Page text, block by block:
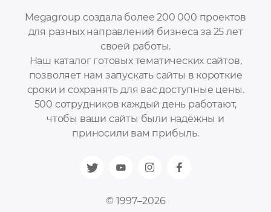
Megagroup создала более 200 000 проектов
для разных направлений бизнеса за 25 лет
своей работы.
Наш каталог готовых тематических сайтов,
позволяет нам запускать сайты в короткие
сроки и сохранять для вас доступные цены.
500 сотрудников каждый день работают,
чтобы ваши сайты были надёжны и
приносили вам прибыль.
© 1997–2026